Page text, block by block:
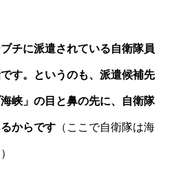
チに派遣されている自衛隊員
す。というのも、派遣候補先
峡」の目と鼻の先に、自衛隊
からです （ここで自衛隊は海